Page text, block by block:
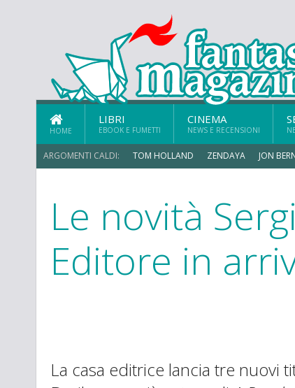
HOME
LIBRI
EBOOK E FUMETTI
CINEMA
NEWS E RECENSIONI
ARGOMENTI CALDI: TOM HOLLAND ZENDAYA JON
Le novità
Editore in
La casa editrice lancia tre nuovi